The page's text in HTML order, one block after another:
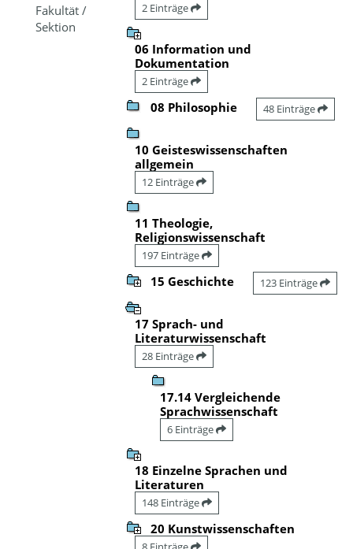
Fakultät /
Sektion
2 Einträge
06 Information und
Dokumentation
2 Einträge
08 Philosophie 48 Einträge
10 Geisteswissenschaften
allgemein
12 Einträge
11 Theologie,
Religionswissenschaft
197 Einträge
15 Geschichte 123 Einträge
17 Sprach- und
Literaturwissenschaft
28 Einträge
17.14 Vergleichende
Sprachwissenschaft
6 Einträge
18 Einzelne Sprachen und
Literaturen
148 Einträge
20 Kunstwissenschaften